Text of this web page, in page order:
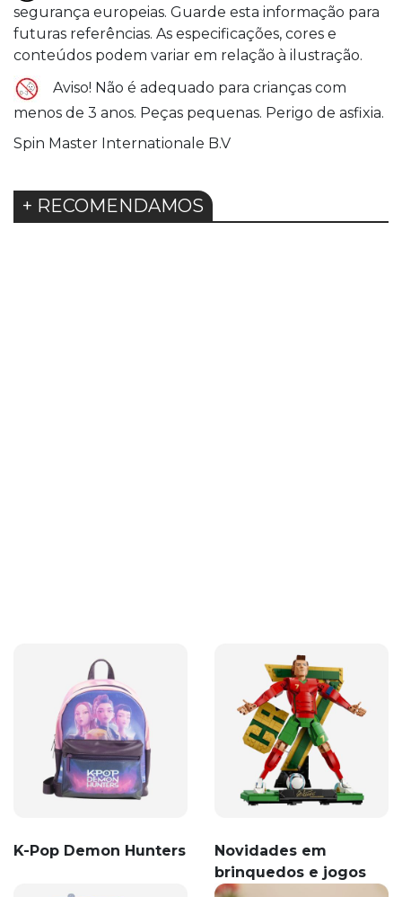
segurança europeias. Guarde esta informação para
futuras referências. As especificações, cores e
conteúdos podem variar em relação à ilustração.
Aviso! Não é adequado para crianças com
menos de 3 anos. Peças pequenas. Perigo de asfixia.
Spin Master Internationale B.V
+ RECOMENDAMOS
K-Pop Demon Hunters
Novidades em
brinquedos e jogos